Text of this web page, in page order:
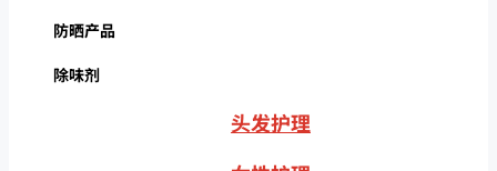
防晒产品
除味剂
头发护理